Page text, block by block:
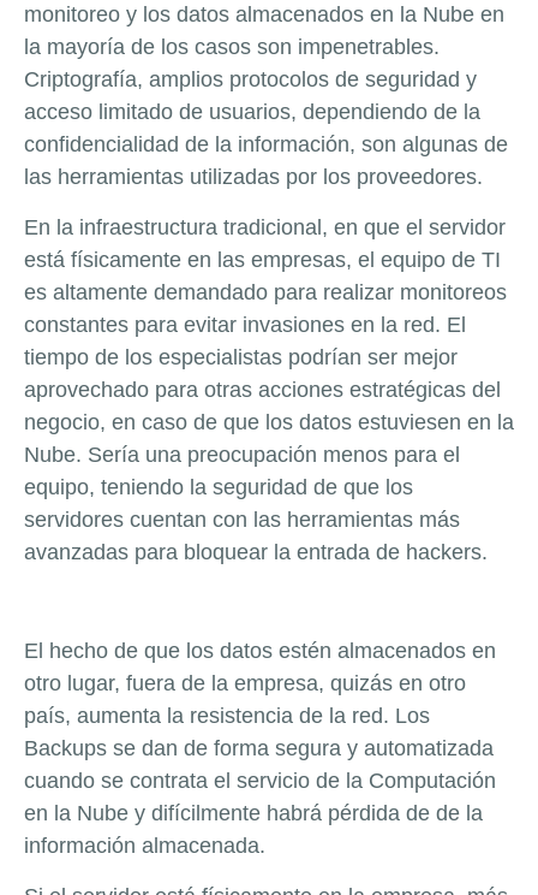
monitoreo y los datos almacenados en la Nube en
la mayoría de los casos son impenetrables.
Criptografía, amplios protocolos de seguridad y
acceso limitado de usuarios, dependiendo de la
confidencialidad de la información, son algunas de
las herramientas utilizadas por los proveedores.
En la infraestructura tradicional, en que el servidor
está físicamente en las empresas, el equipo de TI
es altamente demandado para realizar monitoreos
constantes para evitar invasiones en la red. El
tiempo de los especialistas podrían ser mejor
aprovechado para otras acciones estratégicas del
negocio, en caso de que los datos estuviesen en la
Nube. Sería una preocupación menos para el
equipo, teniendo la seguridad de que los
servidores cuentan con las herramientas más
avanzadas para bloquear la entrada de hackers.
El hecho de que los datos estén almacenados en
otro lugar, fuera de la empresa, quizás en otro
país, aumenta la resistencia de la red. Los
Backups se dan de forma segura y automatizada
cuando se contrata el servicio de la Computación
en la Nube y difícilmente habrá pérdida de de la
información almacenada.